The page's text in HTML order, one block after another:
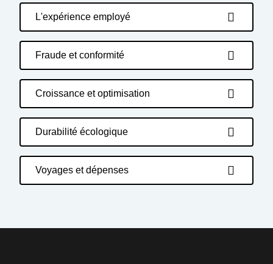
L'expérience employé
Fraude et conformité
Croissance et optimisation
Durabilité écologique
Voyages et dépenses